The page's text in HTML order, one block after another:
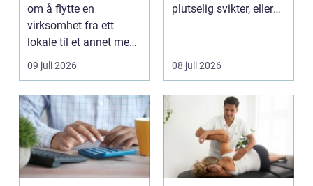
om å flytte en
virksomhet fra ett
lokale til et annet med
minst mulig...
09 juli 2026
plutselig svikter, eller
08 juli 2026